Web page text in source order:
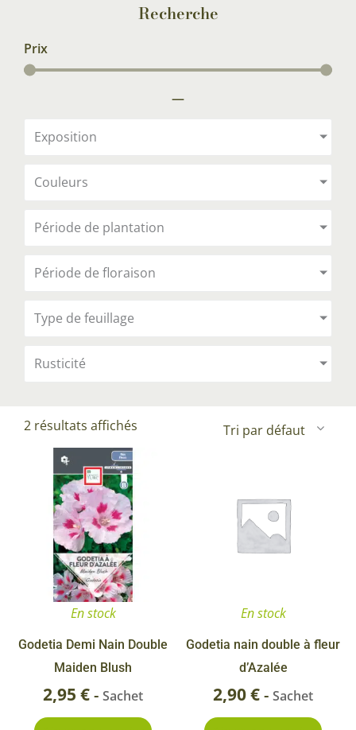
Recherche
Prix
—
Exposition
Couleurs
Période de plantation
Période de floraison
Type de feuillage
Rusticité
2 résultats affichés
En stock
Godetia Demi Nain Double
Maiden Blush
2,95 €- Sachet
En stock
Godetia nain double à fleur
d’Azalée
2,90€- Sachet